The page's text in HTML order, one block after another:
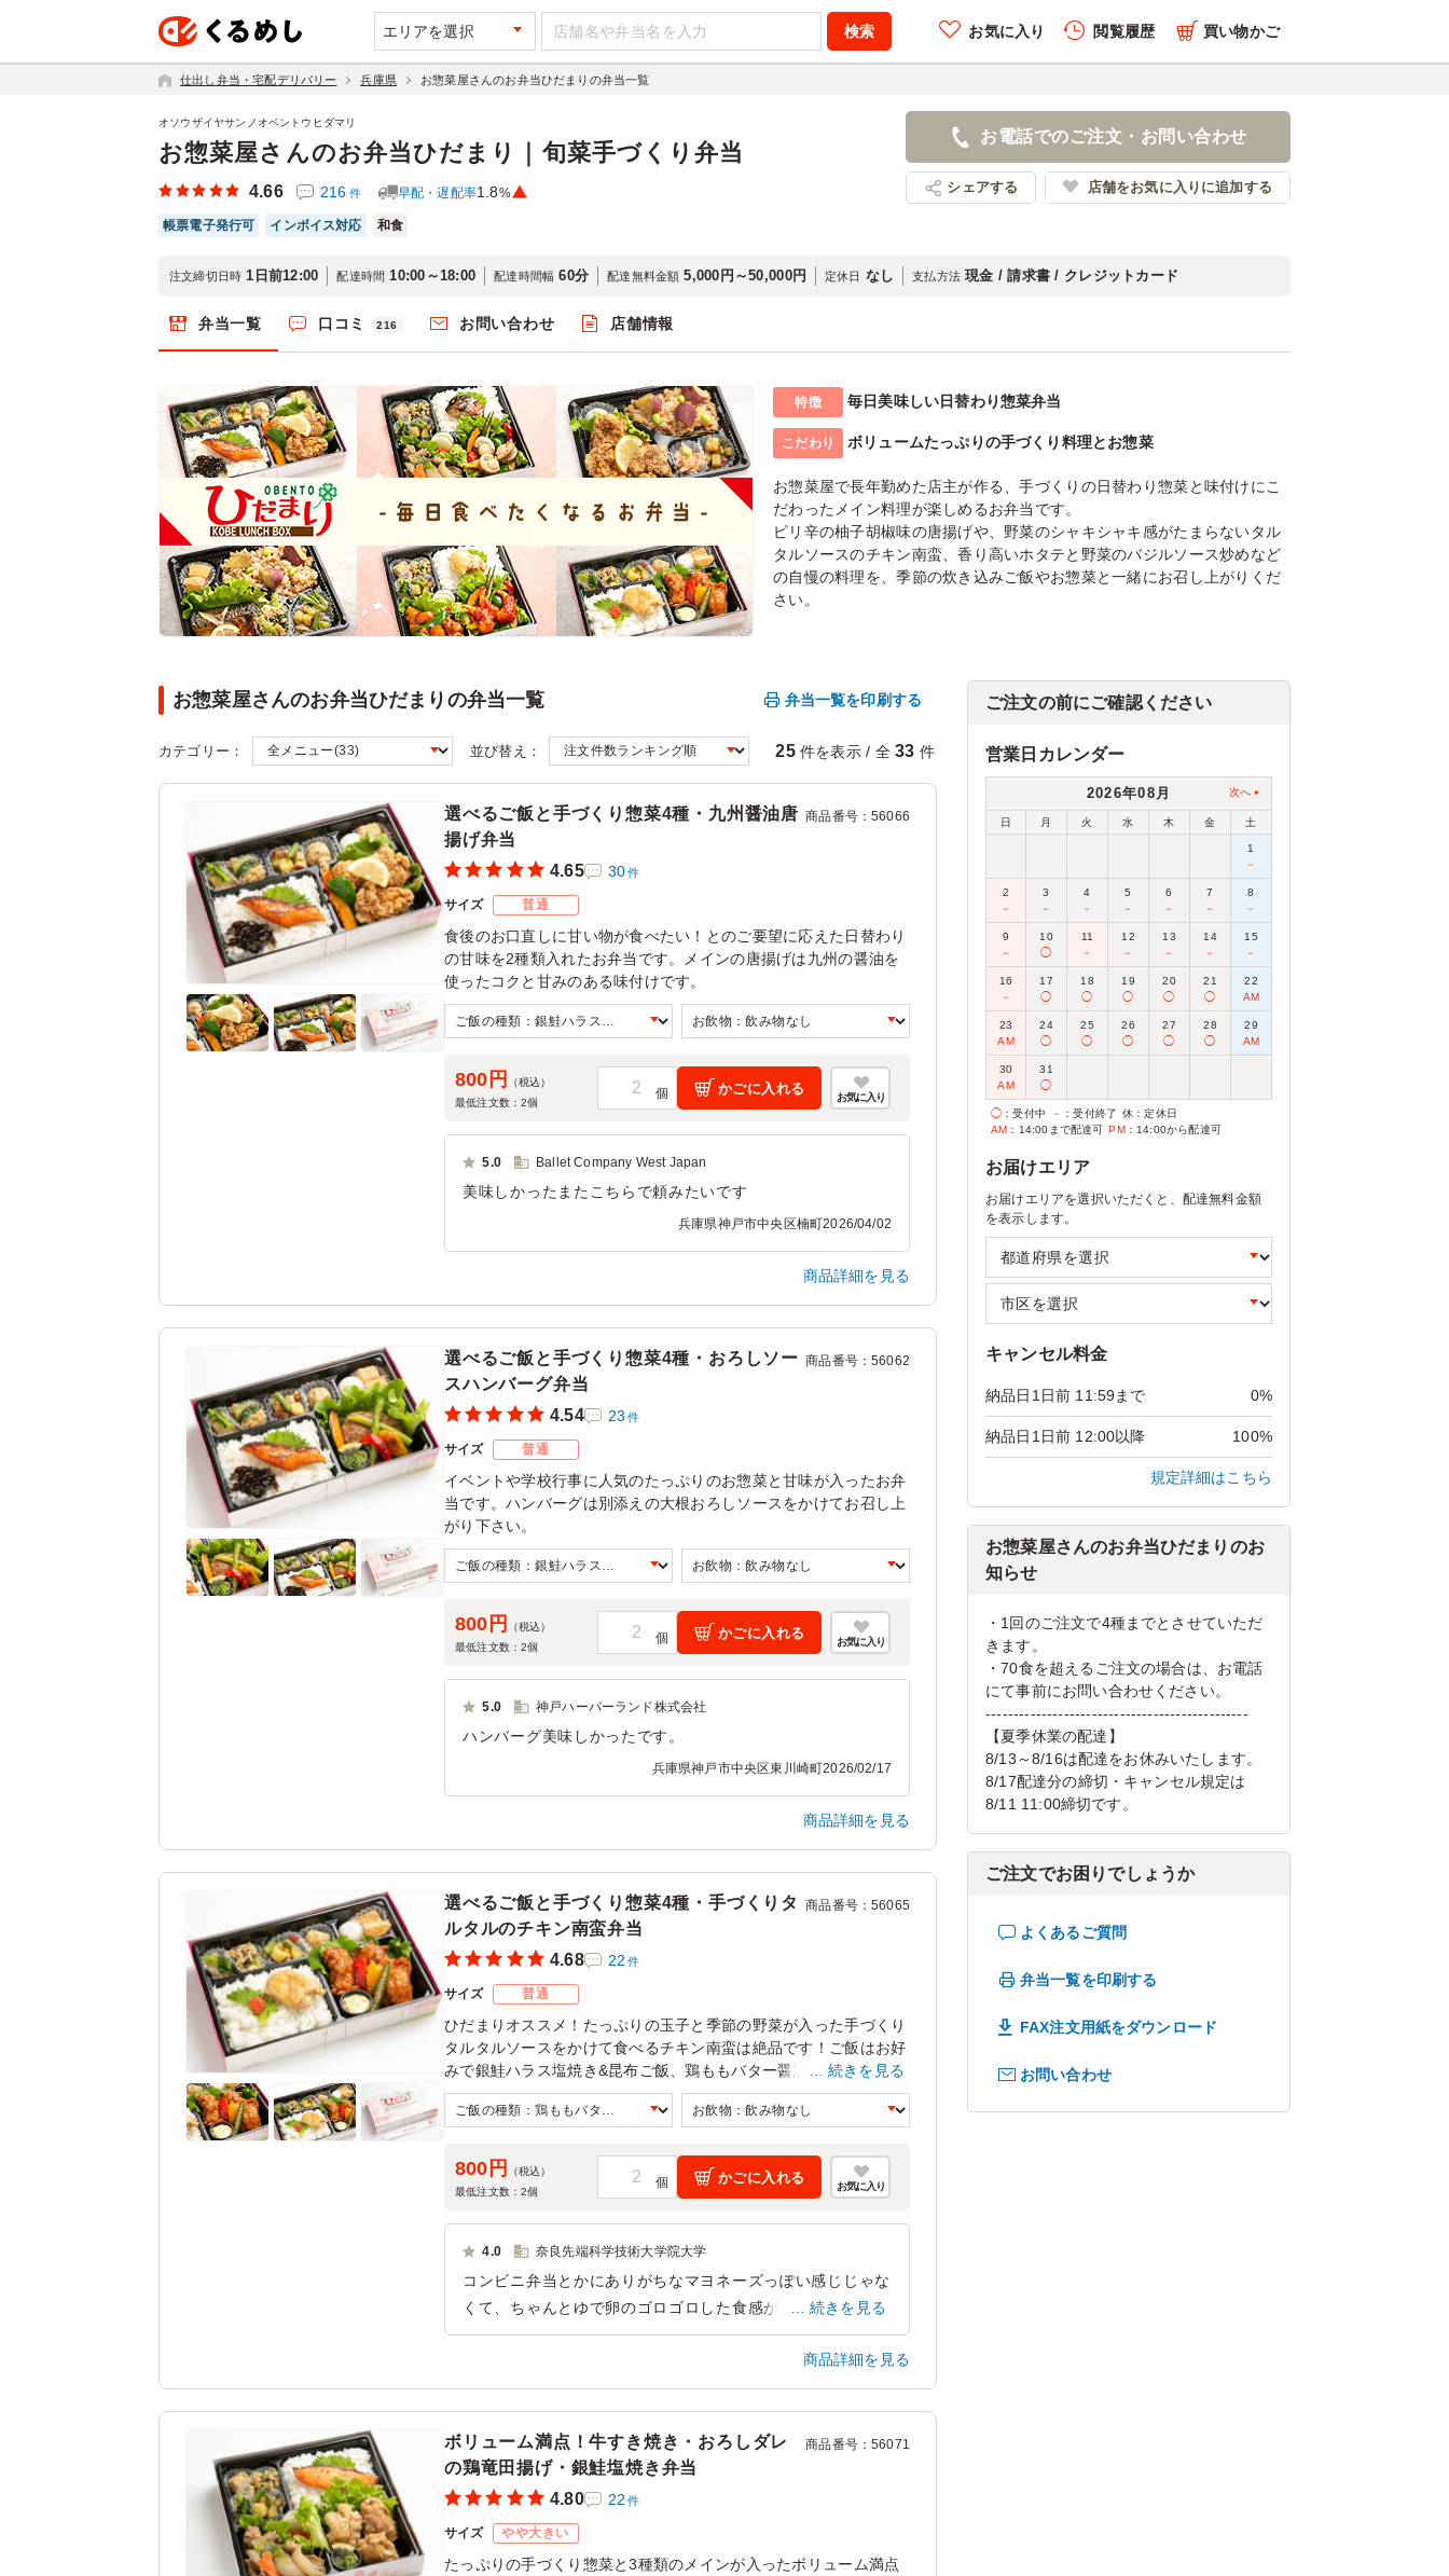
エリアを選択 お気に入り 閲覧履歴 買い物かご
仕出し弁当・宅配デリバリー 兵庫県 お惣菜屋さんのお弁当ひだまりの弁当一覧
お惣菜屋さんのお弁当ひだまり｜旬菜手づくり弁当
オソウザイヤサンノオベントウヒダマリ
4.66 216 件 早配・遅配率1.8%
帳票電子発行可 インボイス対応 和食
お電話でのご注文・お問い合わせ
シェアする 店舗をお気に入りに追加する
注文締切日時 1日前12:00 配達時間 10:00～18:00 配達時間幅 60分 配達無料金額 5,000円～50,000円 定休日 なし 支払方法 現金 / 請求書 / クレジットカード
弁当一覧 口コミ 216 お問い合わせ 店舗情報
特徴 毎日美味しい日替わり惣菜弁当
こだわり ボリュームたっぷりの手づくり料理とお惣菜
お惣菜屋で長年勤めた店主が作る、手づくりの日替わり惣菜と味付けにこ
だわったメイン料理が楽しめるお弁当です。
ピリ辛の柚子胡椒味の唐揚げや、野菜のシャキシャキ感がたまらないタル
タルソースのチキン南蛮、香り高いホタテと野菜のバジルソース炒めなど
の自慢の料理を、季節の炊き込みご飯やお惣菜と一緒にお召し上がりくだ
さい。
お惣菜屋さんのお弁当ひだまりの弁当一覧 弁当一覧を印刷する
カテゴリー： 並び替え： 25 件を表示 / 全 33 件
選べるご飯と手づくり惣菜4種・九州醤油唐
揚げ弁当
商品番号：56066
4.65 30件
サイズ 普通
食後のお口直しに甘い物が食べたい！とのご要望に応えた日替わり
の甘味を2種類入れたお弁当です。メインの唐揚げは九州の醤油を
使ったコクと甘みのある味付けです。
800円
（税込）
最低注文数：2個
かごに入れる
お気に入り
5.0 Ballet Company West Japan
美味しかったまたこちらで頼みたいです
兵庫県神戸市中央区楠町2026/04/02
商品詳細を見る
選べるご飯と手づくり惣菜4種・おろしソー
スハンバーグ弁当
商品番号：56062
4.54 23 件
サイズ 普通
イベントや学校行事に人気のたっぷりのお惣菜と甘味が入ったお弁
当です。ハンバーグは別添えの大根おろしソースをかけてお召し上
がり下さい。
800円
（税込）
最低注文数：2個
かごに入れる
お気に入り
5.0 神戸ハーバーランド株式会社
ハンバーグ美味しかったです。
兵庫県神戸市中央区東川崎町2026/02/17
商品詳細を見る
選べるご飯と手づくり惣菜4種・手づくりタ
ルタルのチキン南蛮弁当
商品番号：56065
4.68 22 件
サイズ 普通
ひだまりオススメ！たっぷりの玉子と季節の野菜が入った手づくり
タルタルソースをかけて食べるチキン南蛮は絶品です！ご飯はお好
みで銀鮭ハラス塩焼き&昆布ご飯、鶏ももバター醤油焼き&明太子
ご飯からお選びいただけます。
続きを見る
800円
（税込）
最低注文数：2個
かごに入れる
お気に入り
4.0 奈良先端科学技術大学院大学
コンビニ弁当とかにありがちなマヨネーズっぽい感じじゃな
くて、ちゃんとゆで卵のゴロゴロした食感が残ってる手作り
系のタルタルソースだったのかな？甘酢がじゅわっと染みた
兵庫県神戸市中央区元町通2026/02/16
続きを見る
商品詳細を見る
ボリューム満点！牛すき焼き・おろしダレ
の鶏竜田揚げ・銀鮭塩焼き弁当
商品番号：56071
4.80 22 件
サイズ やや大きい
たっぷりの手づくり惣菜と3種類のメインが入ったボリューム満点
ご注文の前にご確認ください
営業日カレンダー
2026年08月 次へ
日 月 火 水 木 金 土
1
－
2
－
3
－
4
－
5
－
6
－
7
－
8
－
9
－
10
◯
11
－
12
－
13
－
14
－
15
－
16
－
17
◯
18
◯
19
◯
20
◯
21
◯
22
AM
23
AM
24
◯
25
◯
26
◯
27
◯
28
◯
29
AM
30
AM
31
◯
◯ ：受付中 － ：受付終了 休 ：定休日
AM ：14:00まで配達可 PM：14:00から配達可
お届けエリア
お届けエリアを選択いただくと、配達無料金額
を表示します。
キャンセル料金
納品日1日前 11:59まで 0%
納品日1日前 12:00以降 100%
規定詳細はこちら
お惣菜屋さんのお弁当ひだまりのお
知らせ
・1回のご注文で4種までとさせていただ
きます。
・70食を超えるご注文の場合は、お電話
にて事前にお問い合わせください。
-----------------------------------------------
【夏季休業の配達】
8/13～8/16は配達をお休みいたします。
8/17配達分の締切・キャンセル規定は
8/11 11:00締切です。
ご注文でお困りでしょうか
よくあるご質問
弁当一覧を印刷する
FAX注文用紙をダウンロード
お問い合わせ